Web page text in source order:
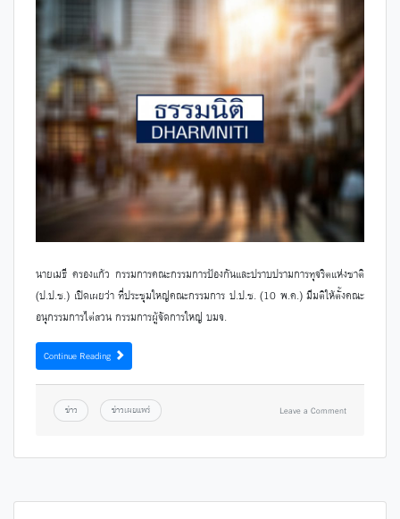
นายเมธี ครองแก้ว กรรมการคณะกรรมการป้องกันและปราบปรามการทุจริตแห่งชาติ
(ป.ป.ช.) เปิดเผยว่า ที่ประชุมใหญ่คณะกรรมการ ป.ป.ช. (10 พ.ค.) มีมติให้ตั้งคณะ
อนุกรรมการไต่สวน กรรมการผู้จัดการใหญ่ บมจ.
Continue Reading
ข่าว ข่าวเผยแพร่ Leave a Comment